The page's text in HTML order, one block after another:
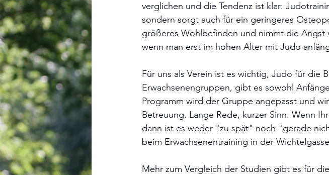
verglichen und die Tendenz ist klar:
sondern sorgt auch für ein geringeres
größeres Wohlbefinden und nimmt die Angst
wenn man erst im hohen Alter mit Judo
Für uns als Verein ist es wichtig, Judo für die
Erwachsenengruppen, gibt es sowohl
Programm wird der Gruppe angepasst und
Betreuung. Lange Rede, kurzer Sinn: Wenn
dann ist es weder "zu spät" noch "gerade
beim Erwachsenentraining in der
Mehr zum Vergleich der Studien gibt es für